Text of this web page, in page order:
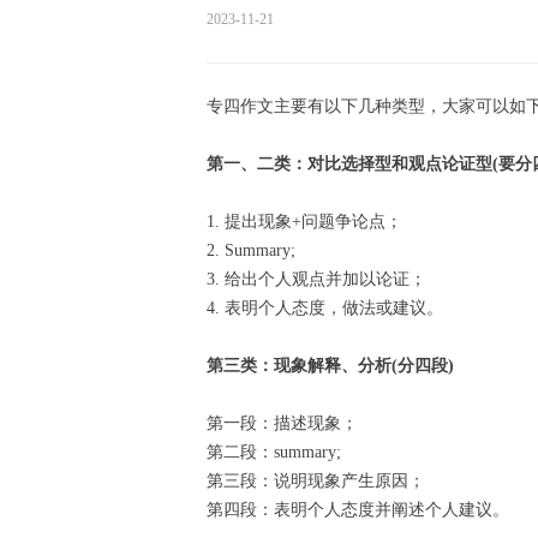
2023-11-21
专四作文主要有以下几种类型，大家可以如
第一、二类：对比选择型和观点论证型(要分
1. 提出现象+问题争论点；
2. Summary;
3. 给出个人观点并加以论证；
4. 表明个人态度，做法或建议。
第三类：现象解释、分析(分四段)
第一段：描述现象；
第二段：summary;
第三段：说明现象产生原因；
第四段：表明个人态度并阐述个人建议。